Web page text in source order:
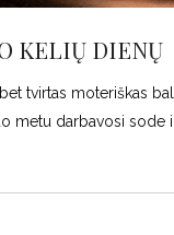
KELIŲ DIENŲ
tvirtas moteriškas
metu darbavosi